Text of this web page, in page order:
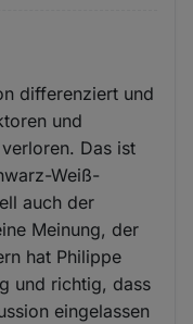
differenziert und
und
Das ist
Weiß-
auch der
Meinung, der
hat Philippe
und richtig, dass
eingelassen